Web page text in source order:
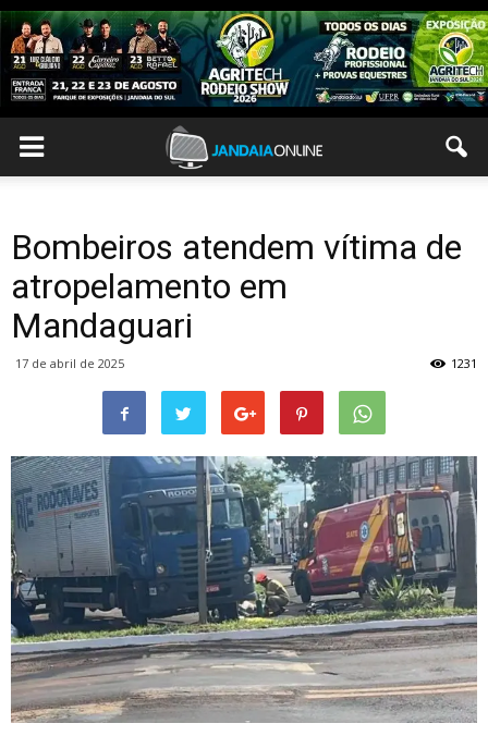
Bombeiros atendem vítima de
atropelamento em
Mandaguari
17 de abril de 2025 1231